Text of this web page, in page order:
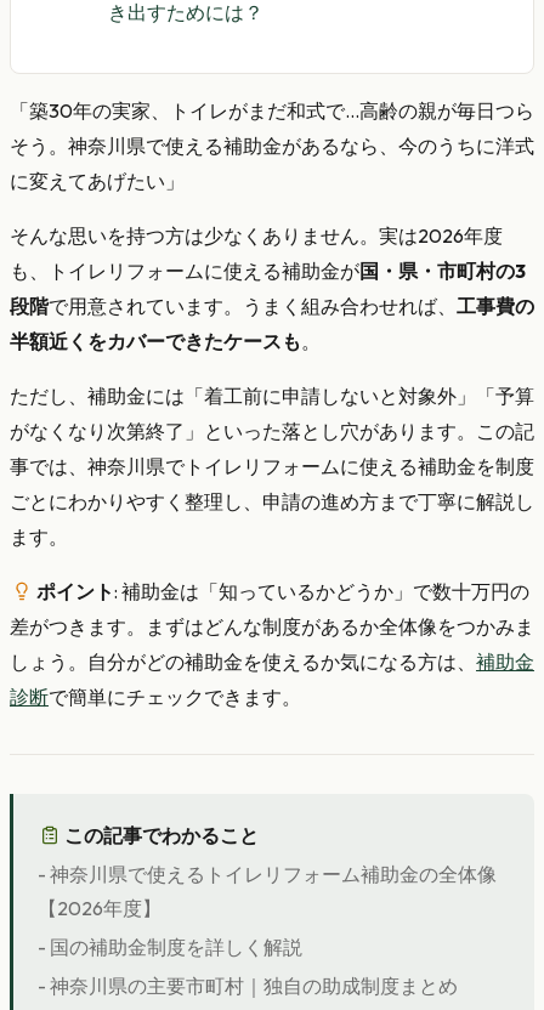
き出すためには？
「築30年の実家、トイレがまだ和式で…高齢の親が毎日つら
そう。神奈川県で使える補助金があるなら、今のうちに洋式
に変えてあげたい」
そんな思いを持つ方は少なくありません。実は2026年度
も、トイレリフォームに使える補助金が国・県・市町村の3
段階で用意されています。うまく組み合わせれば、 工事費の
半額近くをカバーできたケースも 。
ただし、補助金には「着工前に申請しないと対象外」「予算
がなくなり次第終了」といった落とし穴があります。この記
事では、神奈川県でトイレリフォームに使える補助金を制度
ごとにわかりやすく整理し、申請の進め方まで丁寧に解説し
ます。
ポイント: 補助金は「知っているかどうか」で数十万円の
差がつきます。まずはどんな制度があるか全体像をつかみま
しょう。自分がどの補助金を使えるか気になる方は、 補助金
診断で簡単にチェックできます。
この記事でわかること
- 神奈川県で使えるトイレリフォーム補助金の全体像
【2026年度】
- 国の補助金制度を詳しく解説
- 神奈川県の主要市町村｜独自の助成制度まとめ